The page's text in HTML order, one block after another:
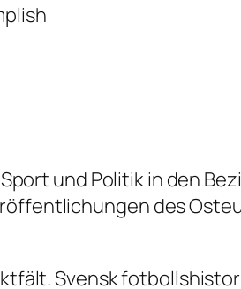
Sport und Politik in den
des
Svensk